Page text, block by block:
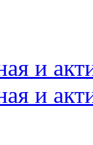
и
и